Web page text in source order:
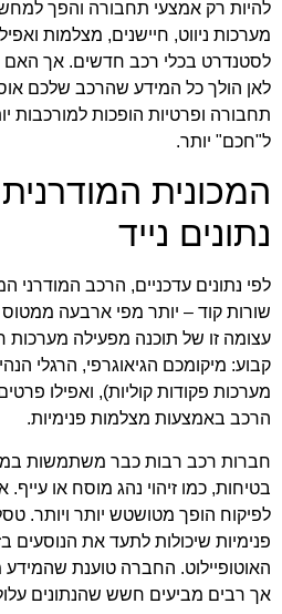
להיות רק אמצעי תחבורה והפך
מערכות ניווט, חיישנים, מצלמות
לסטנדרט בכלי רכב חדשים. אך
לאן הולך כל המידע שהרכב שלכם
תחבורה ופרטיות הופכות למורכבות
ל"חכם" יותר.
המכונית
נתונים נייד
שורות קוד – יותר מפי ארבעה
עצומה זו של תוכנה מפעילה מערכות
קבוע: מיקומכם הגיאוגרפי, הרגלי
מערכות פקודות קוליות), ואפילו
הרכב באמצעות מצלמות פנימיות.
חברות רכב רבות כבר משתמשות
בטיחות, כמו זיהוי נהג מוסח או עייף.
לפיקוח הופך מטושטש יותר ויותר.
פנימיות שיכולות לתעד את הנוסעים
האוטופיילוט. החברה טוענת
אך רבים מביעים חשש שהנתונים